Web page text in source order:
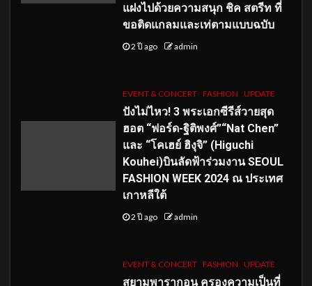
แฝงไปด้วยความสนุก ชิค สตรีท ที่
ขอติดแกลมและเท่ตามแบบฉบับ
2 ปี ago admin
EVENT & CONCERT FASHION UPDATE
ปังไม่ไหว! 3 พระเอกซีรีส์วายสุด
ฮอต “ฟอร์ด-ฐิติพงศ์”“Nat Chen”
และ “โคเฮย์ ฮิงุจิ” (Higuchi
Kouhei)บินลัดฟ้าร่วมงาน SEOUL
FASHION WEEK 2024 ณ ประเทศ
เกาหลีใต้
2 ปี ago admin
EVENT & CONCERT FASHION UPDATE
สยามพารากอน ครองความเป็นที่